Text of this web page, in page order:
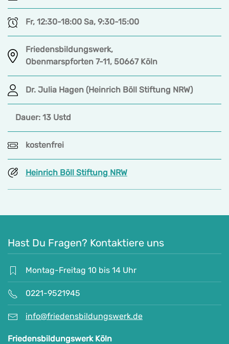
Fr, 12:30-18:00 Sa, 9:30-15:00
Friedensbildungswerk,
Obenmarspforten 7-11, 50667 Köln
Dr. Julia Hagen (Heinrich Böll Stiftung NRW)
Dauer: 13 Ustd
kostenfrei
Heinrich Böll Stiftung NRW
Hast Du Fragen? Kontaktiere uns
Montag-Freitag 10 bis 14 Uhr
0221-9521945
info@friedensbildungswerk.de
Friedensbildungswerk Köln